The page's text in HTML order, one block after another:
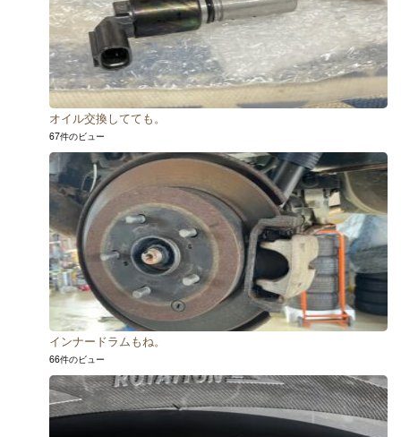
オイル交換してても。
67件のビュー
インナードラムもね。
66件のビュー